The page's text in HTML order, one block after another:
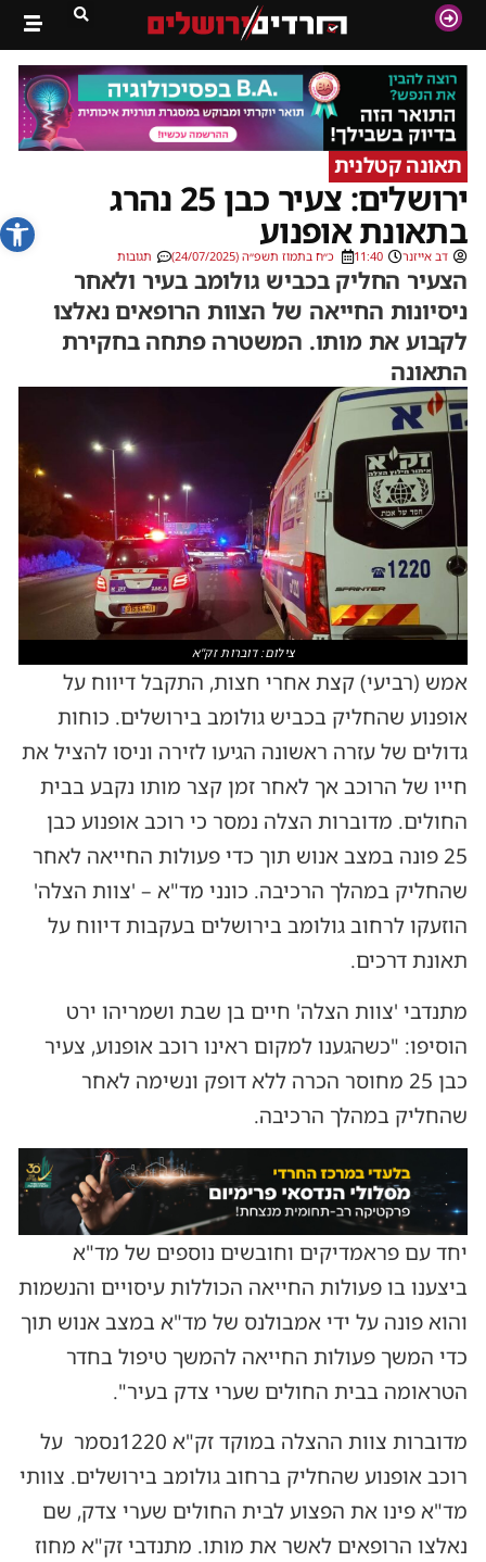
פתח
תאונה קטלנית
ירושלים: צעיר כבן 25 נהרג
בתאונת אופנוע
דב אייזנר 11:40 כ״ח בתמוז תשפ״ה (24/07/2025) תגובות
הצעיר החליק בכביש גולומב בעיר ולאחר
ניסיונות החייאה של הצוות הרופאים נאלצו
לקבוע את מותו. המשטרה פתחה בחקירת
התאונה
צילום: דוברות זק"א
אמש (רביעי) קצת אחרי חצות, התקבל דיווח על
אופנוע שהחליק בכביש גולומב בירושלים. כוחות
גדולים של עזרה ראשונה הגיעו לזירה וניסו להציל את
חייו של הרוכב אך לאחר זמן קצר מותו נקבע בבית
החולים. מדוברות הצלה נמסר כי רוכב אופנוע כבן
25 פונה במצב אנוש תוך כדי פעולות החייאה לאחר
שהחליק במהלך הרכיבה. כונני מד"א – 'צוות הצלה'
הוזעקו לרחוב גולומב בירושלים בעקבות דיווח על
תאונת דרכים.
מתנדבי 'צוות הצלה' חיים בן שבת ושמריהו ירט
הוסיפו: "כשהגענו למקום ראינו רוכב אופנוע, צעיר
כבן 25 מחוסר הכרה ללא דופק ונשימה לאחר
שהחליק במהלך הרכיבה.
יחד עם פראמדיקים וחובשים נוספים של מד"א
ביצענו בו פעולות החייאה הכוללות עיסויים והנשמות
והוא פונה על ידי אמבולנס של מד"א במצב אנוש תוך
כדי המשך פעולות החייאה להמשך טיפול בחדר
הטראומה בבית החולים שערי צדק בעיר".
מדוברות צוות ההצלה במוקד זק"א 1220נסמר על
רוכב אופנוע שהחליק ברחוב גולומב בירושלים. צוותי
מד"א פינו את הפצוע לבית החולים שערי צדק, שם
נאלצו הרופאים לאשר את מותו. מתנדבי זק"א מחוז